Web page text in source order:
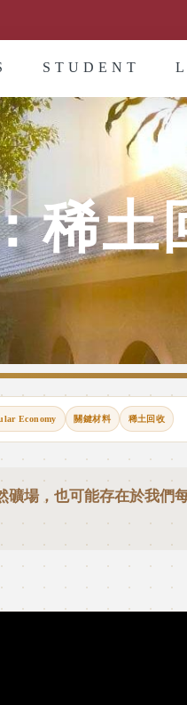
STUDENT
稀土
Economy 關鍵材料 稀土回收
場，也可能存在於我們